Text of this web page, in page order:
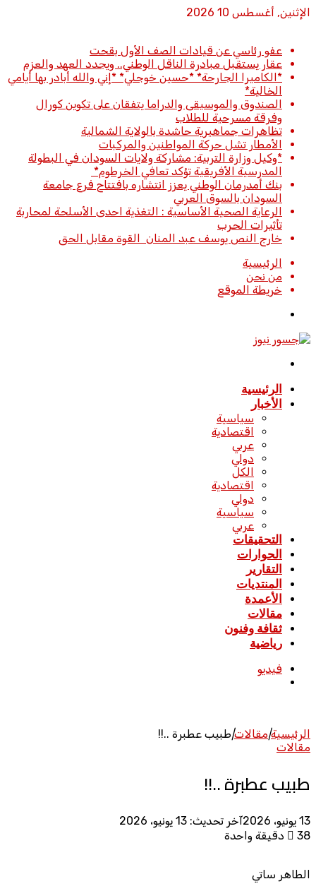
الإثنين, أغسطس 10 2026
عفو رئاسي عن قيادات الصف الأول بقحت
عقار يستقبل مبادرة الناقل الوطني.. ويجدد العهد والعزم
*الكاميرا الجارحة* *حسين خوجلي* *إني والله أبادر بها أيامي
الخالية*
الصندوق والموسيقى والدراما يتفقان على تكوين كورال
وفرقة مسرحية للطلاب
تظاهرات جماهيرية حاشدة بالولاية الشمالية
الأمطار تشل حركة المواطنين والمركبات
*وكيل وزارة التربية: مشاركة ولايات السودان في البطولة
المدرسية الأفريقية تؤكد تعافي الخرطوم*
بنك أمدرمان الوطني يعزز انتشاره بافتتاح فرع جامعة
السودان بالسوق العربي
الرعاية الصحية الأساسية : التغذية احدى الأسلحة لمحاربة
تأثيرات الحرب
خارج النص يوسف عبد المنان القوة مقابل الحق
الرئيسية
من نحن
خريطة الموقع
الرئيسية
الأخبار
سياسية
اقتصادية
عربي
دولي
الكل
اقتصادية
دولي
سياسية
عربي
التحقيقات
الحوارات
التقارير
المنتديات
الأعمدة
مقالات
ثقافة وفنون
رياضية
فيديو
الرئيسية|مقالات|طبيب عطبرة ..!!
مقالات
طبيب عطبرة ..!!
13 يونيو، 2026
آخر تحديث: 13 يونيو، 2026
38
دقيقة واحدة
الطاهر ساتي